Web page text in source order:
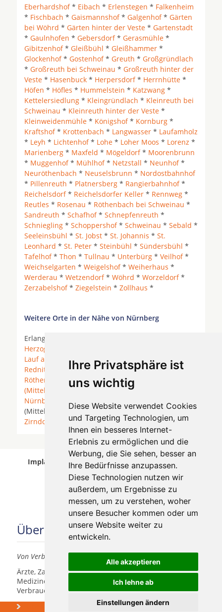
Ihre Privatsphäre ist
uns wichtig
Diese Website verwendet Cookies
und Targeting Technologien, um
Ihnen ein besseres Internet-
Erlebnis zu ermöglichen und die
Werbung, die Sie sehen, besser an
Ihre Bedürfnisse anzupassen.
Diese Technologien nutzen wir
außerdem, um Ergebnisse zu
messen, um zu verstehen, woher
unsere Besucher kommen oder um
unsere Website weiter zu
entwickeln.
Alle akzeptieren
Ich lehne ab
Einstellungen ändern
Eberhardshof* Eibach * Erlenstegen * Falkenheim
* Fischbach * Gaismannshof* Galgenhof* Gärten
bei Wöhrd * Gärten hinter der Veste * Gartenstadt
* Gaulnhofen * Gebersdorf* Gerasmühle *
Gibitzenhof* Gleißbühl * Gleißhammer *
Glockenhof* Gostenhof* Greuth * Großgründlach
* Großreuth bei Schweinau * Großreuth hinter der
Veste * Hasenbuck * Herpersdorf* Herrnhütte *
Höfen * Höfles * Hummelstein * Katzwang *
Kettelersiedlung * Kleingründlach * Kleinreuth bei
Schweinau * Kleinreuth hinter der Veste *
Kleinweidenmühle * Königshof* Kornburg *
Kraftshof* Krottenbach * Langwasser * Laufamholz
* Leyh * Lichtenhof* Lohe * Loher Moos * Lorenz *
Marienberg * Maxfeld * Mögeldorf* Moorenbrunn
* Muggenhof* Mühlhof* Netzstall * Neunhof*
Neuröthenbach * Neuselsbrunn * Nordostbahnhof
* Pillenreuth * Platnersberg * Rangierbahnhof*
Reichelsdorf* Reichelsdorfer Keller * Rennweg *
Reutles * Rosenau * Röthenbach bei Schweinau *
Sandreuth * Schafhof* Schnepfenreuth *
Schniegling * Schoppershof* Schweinau * Sebald *
Seeleinsbühl * St. Jobst * St. Johannis * St.
Leonhard * St. Peter * Steinbühl * Sündersbühl *
Tafelhof* Thon * Tullnau * Unterbürg * Veilhof*
Weichselgarten * Weigelshof* Weiherhaus *
Werderau * Wetzendorf* Wöhrd * Worzeldorf*
Zerzabelshof* Ziegelstein * Zollhaus *
Weitere Orte in der Nähe von Nürnberg
Erlangen * Feucht *
Herzogenaurach
Lauf an der Pegnitz
*Nürnberg Oberasbach
*
Rednitzhembach* Rohr (Mittelfranken) * Roth *
Röthenbach an der Pegnitz*Rückersdorf
(Mittelfranken)*Schwabach*Schwaig bei
Nürnberg
Schwanstetten
* Stein
(Mittelfranken) * Veitsbronn *Wendelstein*
Zirndorf
Implantologen in Nürnberg wurde am 07 August
2026 aktualisiert.
Über uns
Von Verbrauchern für Verbraucher
Ärzte, Zahnärzte, Akustiker und andere
Medizindienstleister haben hier die Möglichkeit, sich
Verbrauchern vorzustellen.
Was kosten